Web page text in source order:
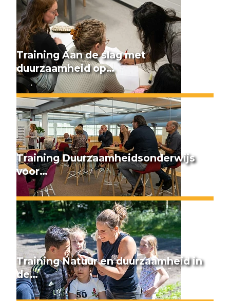
Training Aan de slag met
duurzaamheid op…
Training Duurzaamheids­onderwijs
voor…
Training Natuur en duurzaamheid in
de…